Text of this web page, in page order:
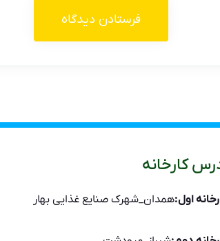
کارخانه
اول:همدان_شهرک صنایع غذایی بهار